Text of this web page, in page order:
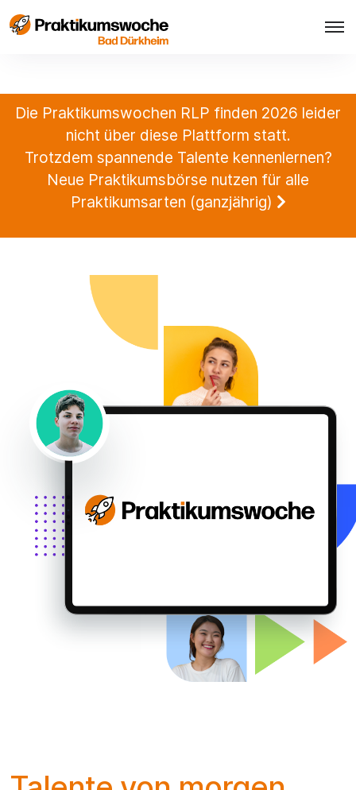
Die Praktikumswochen RLP finden 2026 leider
nicht über diese Plattform statt.
Trotzdem spannende Talente kennenlernen?
Neue Praktikumsbörse nutzen für alle
Praktikumsarten (ganzjährig)